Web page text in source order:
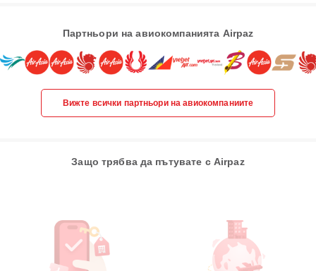
Партньори на авиокомпанията Airpaz
Вижте всички партньори на авиокомпаниите
Защо трябва да пътувате с Airpaz